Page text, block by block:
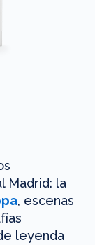
Madrid: la
, escenas
leyenda